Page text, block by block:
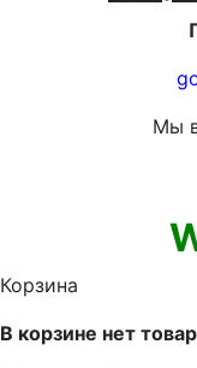
Мы
Корзина
В корзине нет